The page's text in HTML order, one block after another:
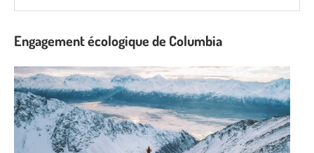
Engagement écologique de Columbia